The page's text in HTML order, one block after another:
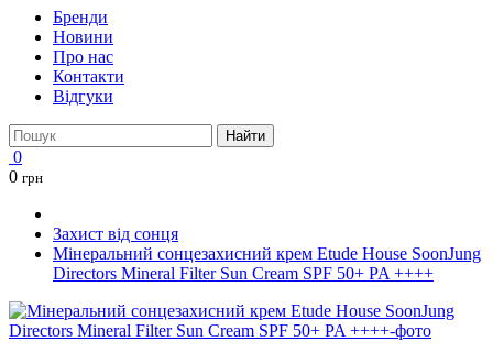
Бренди
Новини
Про нас
Контакти
Відгуки
Найти
0
0 грн
Захист від сонця
Мінеральний сонцезахисний крем Etude House SoonJung
Directors Mineral Filter Sun Cream SPF 50+ PA ++++